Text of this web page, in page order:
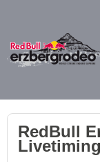
RedBull